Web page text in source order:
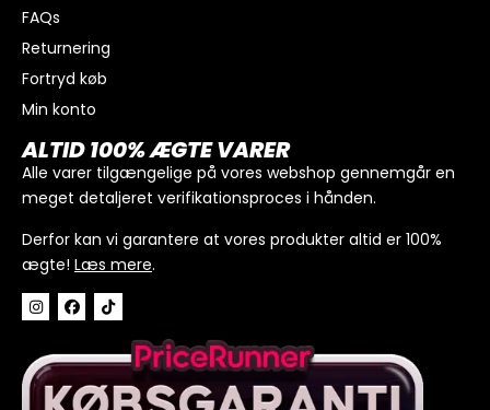
I alt
Køb for300kr. mere for gratis fragt
FAQs
Returnering
Fortryd køb
Min konto
ALTID 100% ÆGTE VARER
Alle varer tilgængelige på vores webshop gennemgår en
meget detaljeret verifikationsproces i hånden.
Derfor kan vi garantere at vores produkter altid er 100%
ægte! Læs mere.